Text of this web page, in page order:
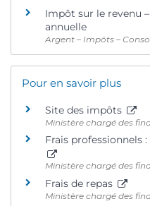
Impôt sur le revenu
annuelle
Argent – Impôts –
Pour en savoir plus
Site des impôts
Ministère chargé des
Frais professionnels
Ministère chargé des
Frais de repas
Ministère chargé des